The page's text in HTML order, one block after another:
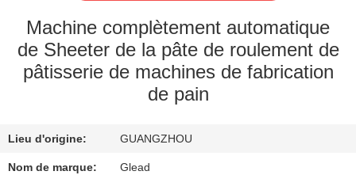
SPECTACLE
VR
DE
Machine complètement automatique
de Sheeter de la pâte de roulement de
pâtisserie de machines de fabrication
de pain
Lieu d'origine: GUANGZHOU
Nom de marque: Glead